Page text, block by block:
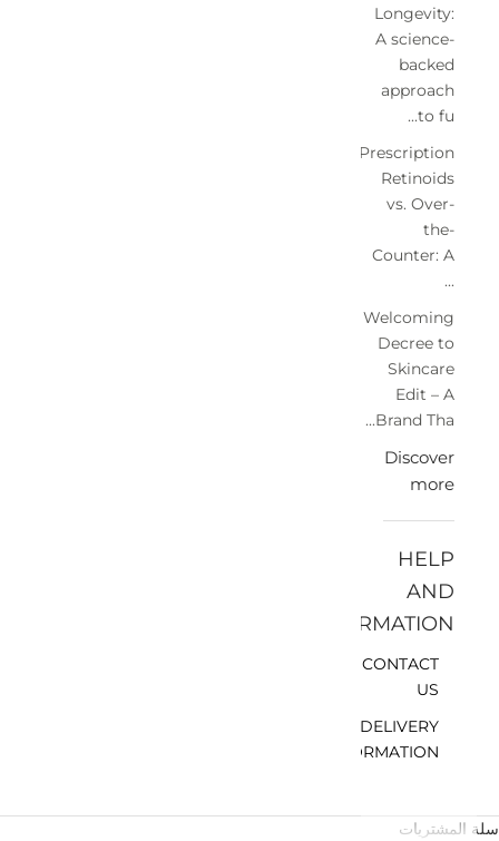
Longevity:
A science-
backed
approach
to fu...
Prescription
Retinoids
vs. Over-
the-
Counter: A
...
Welcoming
Decree to
Skincare
Edit – A
Brand Tha...
Discover
more
HELP
AND
INFORMATION
CONTACT
US
DELIVERY
INFORMATION
سلة المشتريات